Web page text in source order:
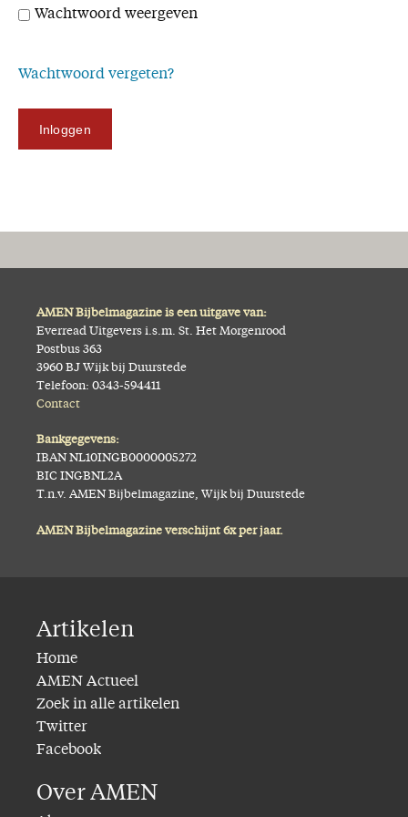
Missie
Service
Nabestellen
Bijbelstudieagenda
Wachtwoord weergeven
Wachtwoord vergeten?
Inloggen
AMEN Bijbelmagazine is een uitgave van:
Everread Uitgevers i.s.m. St. Het Morgenrood
Postbus 363
3960 BJ Wijk bij Duurstede
Telefoon: 0343-594411
Contact
Bankgegevens:
IBAN NL10INGB0000005272
BIC INGBNL2A
T.n.v. AMEN Bijbelmagazine, Wijk bij Duurstede
AMEN Bijbelmagazine verschijnt 6x per jaar.
Artikelen
Home
AMEN Actueel
Zoek in alle artikelen
Twitter
Facebook
Over AMEN